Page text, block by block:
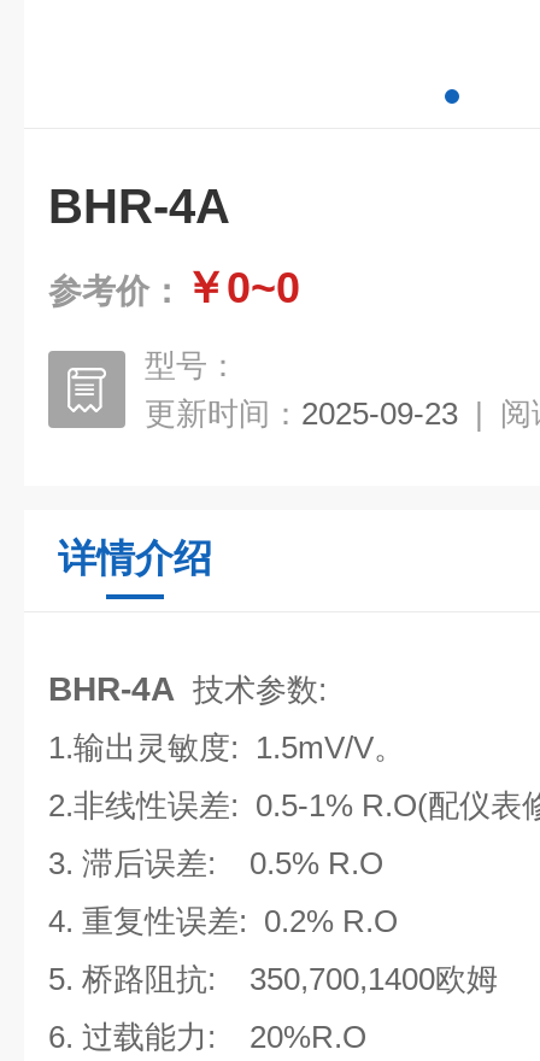
BHR-4A
参考价： ￥0~0
型号：
更新时间： 2025-09-23 | 阅
详情介绍
BHR-4A 技术参数:
1.输出灵敏度: 1.5mV/V。
2.非线性误差: 0.5-1% R.O(配仪表
3. 滞后误差: 0.5% R.O
4. 重复性误差: 0.2% R.O
5. 桥路阻抗: 350,700,1400欧姆
6. 过载能力: 20%R.O